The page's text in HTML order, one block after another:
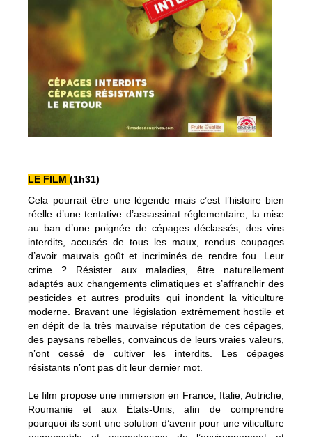
LE FILM (1h31)
Cela pourrait être une légende mais c’est l’histoire bien
réelle d’une tentative d’assassinat réglementaire, la mise
au ban d’une poignée de cépages déclassés, des vins
interdits, accusés de tous les maux, rendus coupages
d’avoir mauvais goût et incriminés de rendre fou. Leur
crime ? Résister aux maladies, être naturellement
adaptés aux changements climatiques et s’affranchir des
pesticides et autres produits qui inondent la viticulture
moderne. Bravant une législation extrêmement hostile et
en dépit de la très mauvaise réputation de ces cépages,
des paysans rebelles, convaincus de leurs vraies valeurs,
n’ont cessé de cultiver les interdits. Les cépages
résistants n’ont pas dit leur dernier mot.
Le film propose une immersion en France, Italie, Autriche,
Roumanie et aux États-Unis, afin de comprendre
pourquoi ils sont une solution d’avenir pour une viticulture